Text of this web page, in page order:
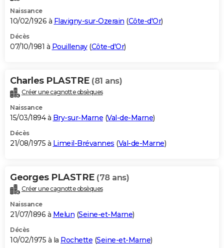
Naissance
10/02/1926 à Flavigny-sur-Ozerain (Côte-d'Or)
Décès
07/10/1981 à Pouillenay(Côte-d'Or)
Charles PLASTRE (81 ans)
Créer une cagnotte obsèques
Naissance
15/03/1894 à Bry-sur-Marne (Val-de-Marne)
Décès
21/08/1975 à Limeil-Brévannes (Val-de-Marne)
Georges PLASTRE (78 ans)
Créer une cagnotte obsèques
Naissance
21/07/1896 à Melun (Seine-et-Marne)
Décès
10/02/1975 à la Rochette (Seine-et-Marne)